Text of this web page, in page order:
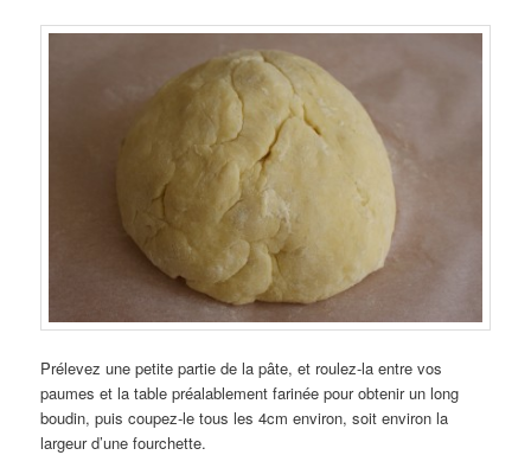
Prélevez une petite partie de la pâte, et roulez-la entre vos
paumes et la table préalablement farinée pour obtenir un long
boudin, puis coupez-le tous les 4cm environ, soit environ la
largeur d’une fourchette.